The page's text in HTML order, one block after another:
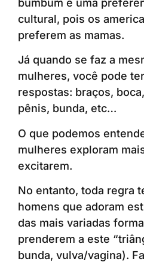
bumbum é uma
cultural, pois os
preferem as mamas.
Já quando se faz a
mulheres, você pode
respostas: braços,
pênis, bunda, etc…
O que podemos
mulheres exploram
excitarem.
No entanto, toda regra
homens que adoram
das mais variadas
prenderem a este
bunda, vulva/vagina).